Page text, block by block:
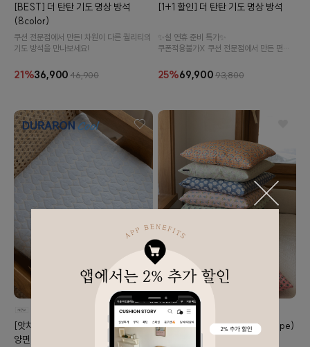
[BEST] 더 탄탄 기도 명상 방석
(8color)
쿠션 전문점에서 만든! 차원이 다른 퀄리티의
기도 방석을 만나보세요!
21%36,900 46,900
[1+1 할인] 더 탄탄 기도 명상 방석
✨설 연휴 준비 특가✨
쿠폰적용불가X 쿠션 전문점에서 만든 편안
25%69,900 93,800
[앗차가워🧊냉감💙] 접촉냉감 듀라론
양면 방석 커버 10종 택1
빈티지 핸드 블록 방석 커버 (11type)